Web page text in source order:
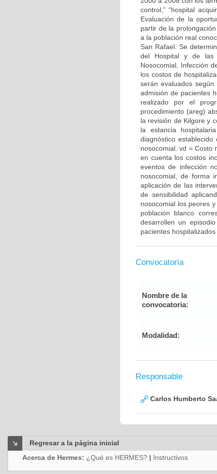
control,” “hospital
Evaluación de la
partir de la
a la población real
San Rafael. Se
del Hospital y de las
Nosocomial, Infección
los costos de
serán evaluados
admisión de pacientes
realizado por el
procedimiento (areg)
la revisión de Kilgore y
la estancia
diagnóstico
nosocomial. vd = Costo
en cuenta los costos
eventos de infección
nosocomial, de forma
aplicación de las
de sensibilidad
nosocomial los peores
población blanco
desarrollen un
pacientes
Convocatoria
Nombre de la
convocatoria:
Modalidad:
Responsable
Carlos Humberto
Regresar a la página inicial
Acerca de Hermes: ¿Qué es HERMES? | Instructivos